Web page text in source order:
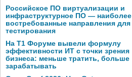
Российское ПО виртуализации и
инфраструктурное ПО — наиболее
востребованные направления для
тестирования
На Т1 Форуме вывели формулу
эффективности ИТ с точки зрения
бизнеса: меньше тратить, больше
зарабатывать